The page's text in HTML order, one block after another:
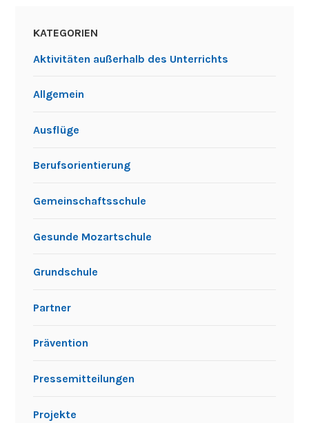
KATEGORIEN
Aktivitäten außerhalb des Unterrichts
Allgemein
Ausflüge
Berufsorientierung
Gemeinschaftsschule
Gesunde Mozartschule
Grundschule
Partner
Prävention
Pressemitteilungen
Projekte